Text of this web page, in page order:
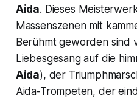
Aida. Dieses
Massenszenen mit
Berühmt geworden sind
Liebesgesang auf die
Aida), der
Aida-Trompeten, der